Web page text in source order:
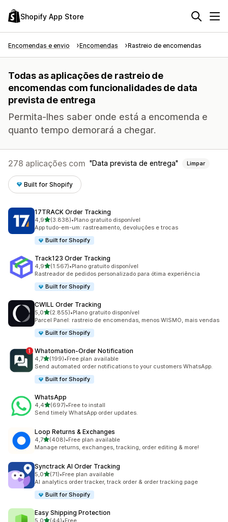
Shopify App Store
Encomendas e envio Encomendas Rastreio de encomendas
Todas as aplicações de rastreio de
encomendas com funcionalidades de data
prevista de entrega
Permita-lhes saber onde está a encomenda e
quanto tempo demorará a chegar.
278 aplicações com Data prevista de entrega Limpar
Built for Shopify
17TRACK Order Tracking
4,9de 5 estrelas
(3.838)
3838 total de avaliações
•Plano gratuito disponível
App tudo-em-um: rastreamento, devoluções e trocas
Built for Shopify
Track123 Order Tracking
4,9de 5 estrelas
(1.567)
1567 total de avaliações
•Plano gratuito disponível
Rastreador de pedidos personalizado para ótima experiência
Built for Shopify
CWILL Order Tracking
5,0de 5 estrelas
(2.855)
2855 total de avaliações
•Plano gratuito disponível
Parcel Panel: rastreio de encomendas, menos WISMO, mais vendas
Built for Shopify
Whatomation‑Order Notification
4,7de 5 estrelas
(199)
199 total de avaliações
•Free plan available
Send automated order notifications to your customers WhatsApp.
Built for Shopify
WhatsApp
4,4de 5 estrelas
(697)
697 total de avaliações
•Free to install
Send timely WhatsApp order updates.
Loop Returns & Exchanges
4,7de 5 estrelas
(408)
408 total de avaliações
•Free plan available
Manage returns, exchanges, tracking, order editing & more!
Synctrack AI Order Tracking
5,0de 5 estrelas
(71)
71 total de avaliações
•Free plan available
AI analytics order tracker, track order & order tracking page
Built for Shopify
Easy Shipping Protection
5,0de 5 estrelas
(44)•Free